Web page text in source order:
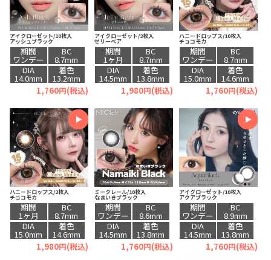
アイクローゼット/10枚入
アッシュブラック
期間
ワンデー
BC
8.7mm
DIA
14.0mm
着色
13.2mm
1,760円(税込)
アイクローゼット/2枚入
ゼリーベア
期間
1ヶ月
BC
8.7mm
DIA
14.5mm
着色
13.8mm
1,980円(税込)
ハニードロップス/10枚入
チョコモカ
期間
ワンデー
BC
8.7mm
DIA
15.0mm
着色
14.6mm
1,760円(税込)
ハニードロップス/2枚入
チョコモカ
期間
1ヶ月
BC
8.7mm
DIA
15.0mm
着色
14.6mm
1,980円(税込)
ミークレール/10枚入
なまいきブラック
期間
ワンデー
BC
8.6mm
DIA
14.5mm
着色
13.8mm
1,760円(税込)
アイクローゼット/10枚入
アクアブラック
期間
ワンデー
BC
8.9mm
DIA
14.5mm
着色
13.8mm
1,760円(税込)